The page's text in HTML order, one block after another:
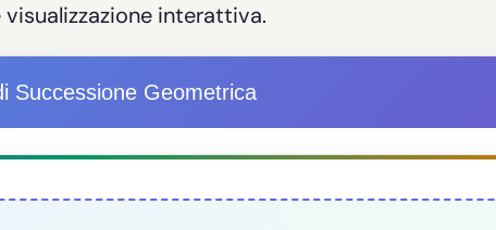
interattiva.
Successione Geometrica